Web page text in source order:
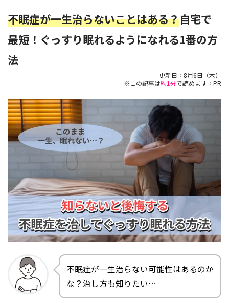
不眠症が一生治らないことはある？自宅で
最短！ ぐっすり眠れるようになれる1番の方
法
更新日： 8月6日（木）
※この記事は約1分で読めます：PR
不眠症が一生治らない可能性はあるのか
な？治し方も知りたい…